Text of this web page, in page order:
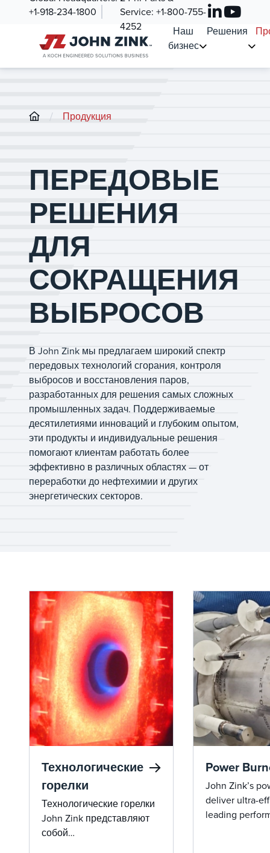
+1-918-234-1800
Service: +1-800-755-
4252
Наш
бизнес
Решения
/ Продукция
ПЕРЕДОВЫЕ
РЕШЕНИЯ
ДЛЯ
СОКРАЩЕНИЯ
ВЫБРОСОВ
В John Zink мы предлагаем широкий спектр
передовых технологий сгорания, контроля
выбросов и восстановления паров,
разработанных для решения самых сложных
промышленных задач. Поддерживаемые
десятилетиями инноваций и глубоким опытом,
эти продукты и индивидуальные решения
помогают клиентам работать более
эффективно в различных областях — от
переработки до нефтехимии и других
энергетических секторов.
Технологические
горелки
Технологические горелки
John Zink представляют
собой
Power
John Zink’s
deliver ultra-
leading